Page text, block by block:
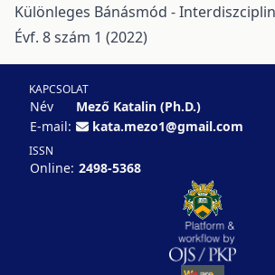
Különleges Bánásmód -
Évf. 8 szám 1 (2022)
KAPCSOLAT
Név
Mező Katalin (Ph.D.)
E-mail:
kata.mezo1@gmail.com
ISSN
Online: 2498-5368